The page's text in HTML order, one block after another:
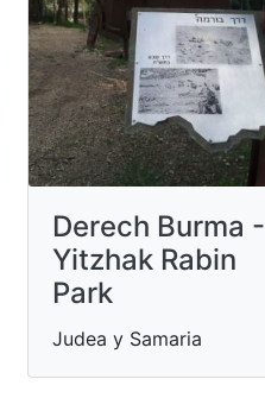
Derech Burma -
Yitzhak Rabin
Park
Judea y Samaria